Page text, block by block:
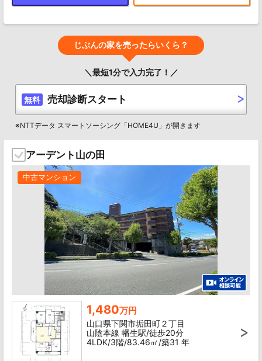
じぶんの家を売ったらいくら？
＼最短1分で入力完了！／
無料 売却診断スタート
※NTTデータ スマートソーシング「HOME4U」が開きます
アーデント山の田
中古マンション
1,480万円
山口県下関市垢田町２丁目
山陰本線 幡生駅/徒歩20分
4LDK/3階/83.46㎡/築31 年